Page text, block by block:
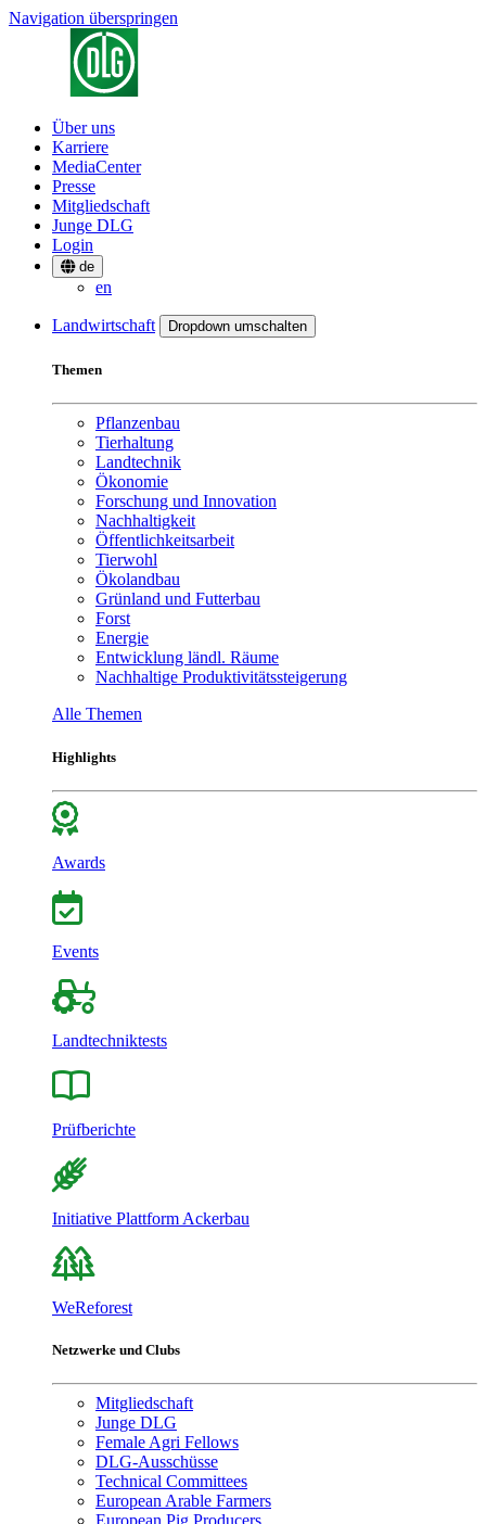
Navigation überspringen
Über uns
Karriere
MediaCenter
Presse
Mitgliedschaft
Junge DLG
Login
de
en
Landwirtschaft Dropdown umschalten
Themen
Pflanzenbau
Tierhaltung
Landtechnik
Ökonomie
Forschung und Innovation
Nachhaltigkeit
Öffentlichkeitsarbeit
Tierwohl
Ökolandbau
Grünland und Futterbau
Forst
Energie
Entwicklung ländl. Räume
Nachhaltige Produktivitätssteigerung
Alle Themen
Highlights
Awards
Events
Landtechniktests
Prüfberichte
Initiative Plattform Ackerbau
WeReforest
Netzwerke und Clubs
Mitgliedschaft
Junge DLG
Female Agri Fellows
DLG-Ausschüsse
Technical Committees
European Arable Farmers
European Pig Producers